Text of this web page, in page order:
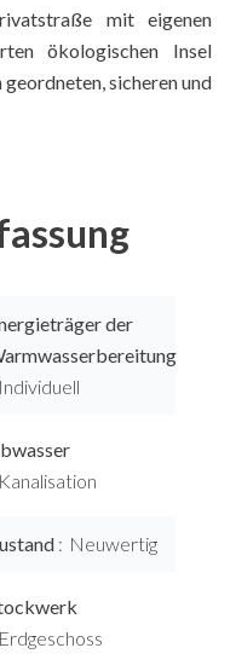
mit eigenen
ökologischen Insel
sicheren und
der
Individuell
Kanalisation
Neuwertig
Erdgeschoss